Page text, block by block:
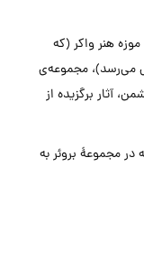
هنر واکر (که
می‌رسد)، مجموعه‌ی
آثار برگزیده از
از این آثار، از 8 تا 13 ژوئیه در مجموعۀ بروئر به